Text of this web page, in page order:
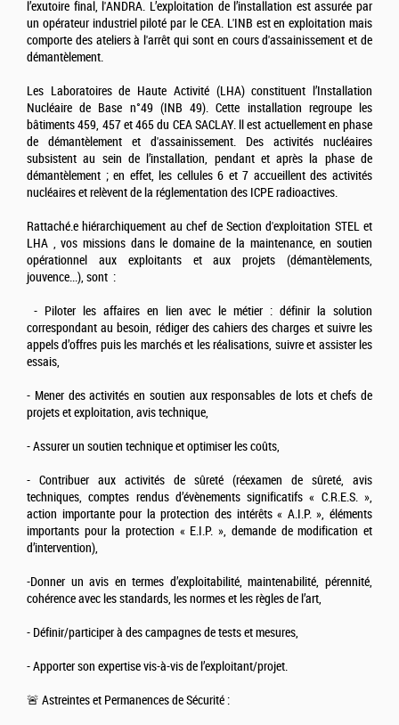
l’exutoire final, l'ANDRA. L’exploitation de l’installation est assurée par
un opérateur industriel piloté par le CEA. L'INB est en exploitation mais
comporte des ateliers à l'arrêt qui sont en cours d'assainissement et de
démantèlement.
Les Laboratoires de Haute Activité (LHA) constituent l’Installation
Nucléaire de Base n°49 (INB 49). Cette installation regroupe les
bâtiments 459, 457 et 465 du CEA SACLAY. ll est actuellement en phase
de démantèlement et d'assainissement. Des activités nucléaires
subsistent au sein de l’installation, pendant et après la phase de
démantèlement ; en effet, les cellules 6 et 7 accueillent des activités
nucléaires et relèvent de la réglementation des ICPE radioactives.
Rattaché.e hiérarchiquement au chef de Section d'exploitation STEL et
LHA , vos missions dans le domaine de la maintenance, en soutien
opérationnel aux exploitants et aux projets (démantèlements,
jouvence...), sont :
- Piloter les affaires en lien avec le métier : définir la solution
correspondant au besoin, rédiger des cahiers des charges et suivre les
appels d’offres puis les marchés et les réalisations, suivre et assister les
essais,
- Mener des activités en soutien aux responsables de lots et chefs de
projets et exploitation, avis technique,
- Assurer un soutien technique et optimiser les coûts,
- Contribuer aux activités de sûreté (réexamen de sûreté, avis
techniques, comptes rendus d’évènements significatifs « C.R.E.S. »,
action importante pour la protection des intérêts « A.I.P. », éléments
importants pour la protection « E.I.P. », demande de modification et
d’intervention),
-Donner un avis en termes d’exploitabilité, maintenabilité, pérennité,
cohérence avec les standards, les normes et les règles de l’art,
- Définir/participer à des campagnes de tests et mesures,
- Apporter son expertise vis-à-vis de l’exploitant/projet.
🚨 Astreintes et Permanences de Sécurité :